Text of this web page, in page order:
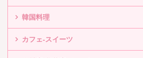
韓国料理
カフェ-スイーツ